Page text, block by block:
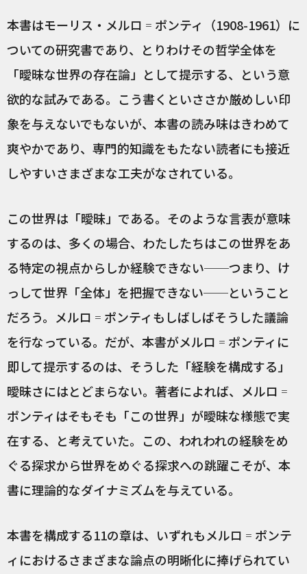
本書はモーリス・メルロ゠ポンティ（1908-1961）に
ついての研究書であり、とりわけその哲学全体を
「曖昧な世界の存在論」として提示する、という意
欲的な試みである。こう書くといささか厳めしい印
象を与えないでもないが、本書の読み味はきわめて
爽やかであり、専門的知識をもたない読者にも接近
しやすいさまざまな工夫がなされている。
この世界は「曖昧」である。そのような言表が意味
するのは、多くの場合、わたしたちはこの世界をあ
る特定の視点からしか経験できない──つまり、け
っして世界「全体」を把握できない──ということ
だろう。メルロ゠ポンティもしばしばそうした議論
を行なっている。だが、本書がメルロ゠ポンティに
即して提示するのは、そうした「経験を構成する」
曖昧さにはとどまらない。著者によれば、メルロ゠
ポンティはそもそも「この世界」が曖昧な様態で実
在する、と考えていた。この、われわれの経験をめ
ぐる探求から世界をめぐる探求への跳躍こそが、本
書に理論的なダイナミズムを与えている。
本書を構成する11の章は、いずれもメルロ゠ポンテ
ィにおけるさまざまな論点の明晰化に捧げられてい